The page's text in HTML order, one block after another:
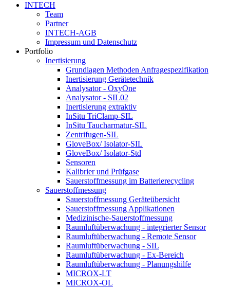
INTECH
Team
Partner
INTECH-AGB
Impressum und Datenschutz
Portfolio
Inertisierung
Grundlagen Methoden Anfragespezifikation
Inertisierung Gerätetechnik
Analysator - OxyOne
Analysator - SIL02
Inertisierung extraktiv
InSitu TriClamp-SIL
InSitu Taucharmatur-SIL
Zentrifugen-SIL
GloveBox/ Isolator-SIL
GloveBox/ Isolator-Std
Sensoren
Kalibrier und Prüfgase
Sauerstoffmessung im Batterierecycling
Sauerstoffmessung
Sauerstoffmessung Geräteübersicht
Sauerstoffmessung Applikationen
Medizinische-Sauerstoffmessung
Raumluftüberwachung - integrierter Sensor
Raumluftüberwachung - Remote Sensor
Raumluftüberwachung - SIL
Raumluftüberwachung - Ex-Bereich
Raumluftüberwachung - Planungshilfe
MICROX-LT
MICROX-OL